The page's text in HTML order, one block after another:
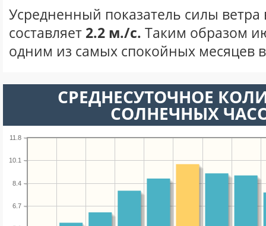
Усредненный показатель силы
составляет 2.2 м./с. Таким образом
одним из самых спокойных месяцев
СРЕДНЕСУТОЧНОЕ
СОЛНЕЧНЫХ
6.7
8.4
10.1
11.8